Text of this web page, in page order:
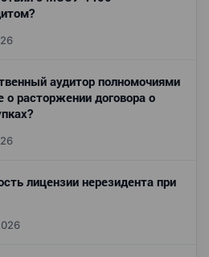
аудитор полномочиями
о расторжении договора о
лицензии нерезидента при